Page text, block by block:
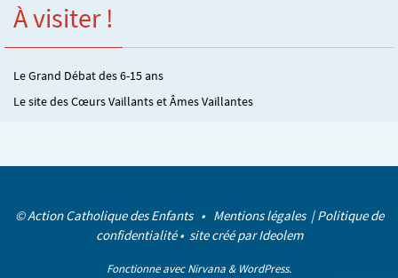
À visiter !
Le Grand Débat des 6-15 ans
Le site des Cœurs Vaillants et Âmes Vaillantes
© Action Catholique des Enfants • Mentions légales |Politique de
confidentialité• site créé parIdeolem
Fonctionne avecNirvana & WordPress.